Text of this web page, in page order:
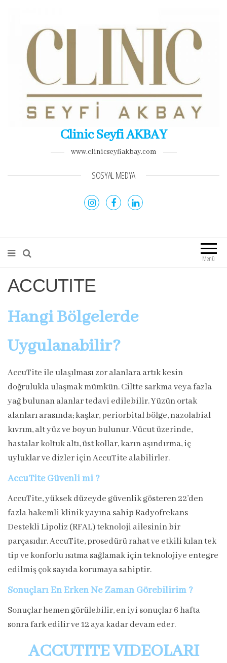
Clinic Seyfi AKBAY
www.clinicseyfiakbay.com
SOSYAL MEDYA
Menü
ACCUTITE
Hangi Bölgelerde
Uygulanabilir?
AccuTite ile ulaşılması zor alanlara artık kesin
doğrulukla ulaşmak mümkün. Ciltte sarkma veya fazla
yağ bulunan alanlar tedavi edilebilir. Yüzün ortak
alanları arasında; kaşlar, periorbital bölge, nazolabial
kıvrım, alt yüz ve boyun bulunur. Vücut üzerinde,
hastalar koltuk altı, üst kollar, karın aşındırma, iç
uyluklar ve dizler için AccuTite alabilirler.
AccuTite Güvenli mi ?
AccuTite, yüksek düzeyde güvenlik gösteren 22’den
fazla hakemli klinik yayına sahip Radyofrekans
Destekli Lipoliz (RFAL) teknoloji ailesinin bir
parçasıdır. AccuTite, prosedürü rahat ve etkili kılan tek
tip ve konforlu ısıtma sağlamak için teknolojiye entegre
edilmiş çok sayıda korumaya sahiptir.
Sonuçları En Erken Ne Zaman Görebilirim ?
Sonuçlar hemen görülebilir, en iyi sonuçlar 6 hafta
sonra fark edilir ve 12 aya kadar devam eder.
ACCUTITE VIDEOLARI